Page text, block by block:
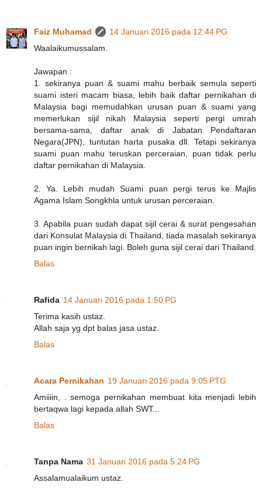
Faiz Muhamad
14 Januari 2016 pada 12:44 PG
Waalaikumussalam.
Jawapan :
1. sekiranya puan & suami mahu berbaik semula seperti
suami isteri macam biasa, lebih baik daftar pernikahan di
Malaysia bagi memudahkan urusan puan & suami yang
memerlukan sijil nikah Malaysia seperti pergi umrah
bersama-sama, daftar anak di Jabatan Pendaftaran
Negara(JPN), tuntutan harta pusaka dll. Tetapi sekiranya
suami puan mahu teruskan perceraian, puan tidak perlu
daftar pernikahan di Malaysia.
2. Ya. Lebih mudah Suami puan pergi terus ke Majlis
Agama Islam Songkhla untuk urusan perceraian.
3. Apabila puan sudah dapat sijil cerai & surat pengesahan
dari Konsulat Malaysia di Thailand, tiada masalah sekiranya
puan ingin bernikah lagi. Boleh guna sijil cerai dari Thailand.
Balas
Rafida 14 Januari 2016 pada 1:50 PG
Terima kasih ustaz.
Allah saja yg dpt balas jasa ustaz.
Balas
Acara Pernikahan 19 Januari 2016 pada 9:05 PTG
Amiiiin, . semoga pernikahan membuat kita menjadi lebih
bertaqwa lagi kepada allah SWT...
Balas
Tanpa Nama 31 Januari 2016 pada 5:24 PG
Assalamualaikum ustaz.